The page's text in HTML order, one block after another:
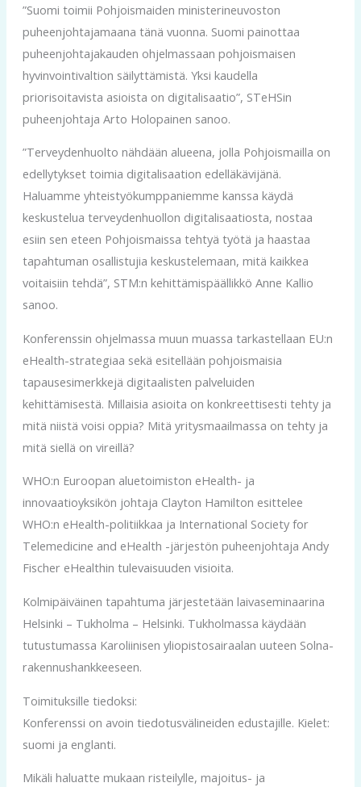
”Suomi toimii Pohjoismaiden ministerineuvoston
puheenjohtajamaana tänä vuonna. Suomi painottaa
puheenjohtajakauden ohjelmassaan pohjoismaisen
hyvinvointivaltion säilyttämistä. Yksi kaudella
priorisoitavista asioista on digitalisaatio”, STeHSin
puheenjohtaja Arto Holopainen sanoo.
”Terveydenhuolto nähdään alueena, jolla Pohjoismailla on
edellytykset toimia digitalisaation edelläkävijänä.
Haluamme yhteistyökumppaniemme kanssa käydä
keskustelua terveydenhuollon digitalisaatiosta, nostaa
esiin sen eteen Pohjoismaissa tehtyä työtä ja haastaa
tapahtuman osallistujia keskustelemaan, mitä kaikkea
voitaisiin tehdä”, STM:n kehittämispäällikkö Anne Kallio
sanoo.
Konferenssin ohjelmassa muun muassa tarkastellaan EU:n
eHealth-strategiaa sekä esitellään pohjoismaisia
tapausesimerkkejä digitaalisten palveluiden
kehittämisestä. Millaisia asioita on konkreettisesti tehty ja
mitä niistä voisi oppia? Mitä yritysmaailmassa on tehty ja
mitä siellä on vireillä?
WHO:n Euroopan aluetoimiston eHealth- ja
innovaatioyksikön johtaja Clayton Hamilton esittelee
WHO:n eHealth-politiikkaa ja International Society for
Telemedicine and eHealth -järjestön puheenjohtaja Andy
Fischer eHealthin tulevaisuuden visioita.
Kolmipäiväinen tapahtuma järjestetään laivaseminaarina
Helsinki – Tukholma – Helsinki. Tukholmassa käydään
tutustumassa Karoliinisen yliopistosairaalan uuteen Solna-
rakennushankkeeseen.
Toimituksille tiedoksi:
Konferenssi on avoin tiedotusvälineiden edustajille. Kielet:
suomi ja englanti.
Mikäli haluatte mukaan risteilylle, majoitus- ja